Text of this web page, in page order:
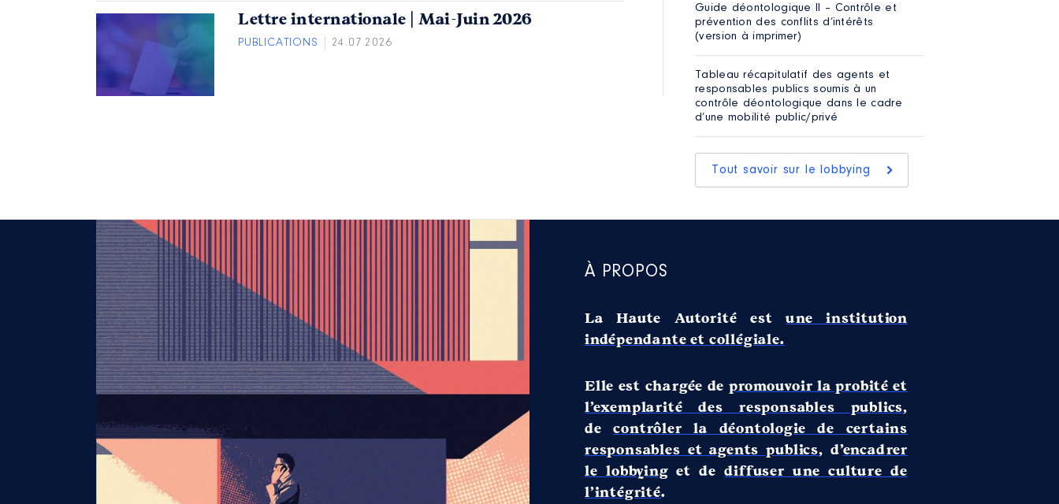
Lettre internationale | Mai-Juin 2026
PUBLICATIONS 24.07.2026
Guide déontologique II – Contrôle et
prévention des conflits d’intérêts
(version à imprimer)
Tableau récapitulatif des agents et
responsables publics soumis à un
contrôle déontologique dans le cadre
d’une mobilité public/privé
Tout savoir sur le lobbying
À PROPOS
La Haute Autorité estune institution
indépendante et collégiale.
Elle est chargée de promouvoir la probité et
l’exemplarité des responsables publics,
decontrôler la déontologie de certains
responsables et agents publics, d’encadrer
le lobbyinget dediffuser une culture de
l’intégrité.